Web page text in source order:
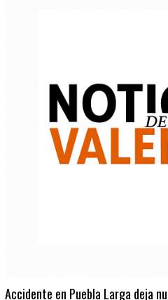
Accidente en Puebla Larga deja